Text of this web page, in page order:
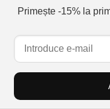
Primește -15% la